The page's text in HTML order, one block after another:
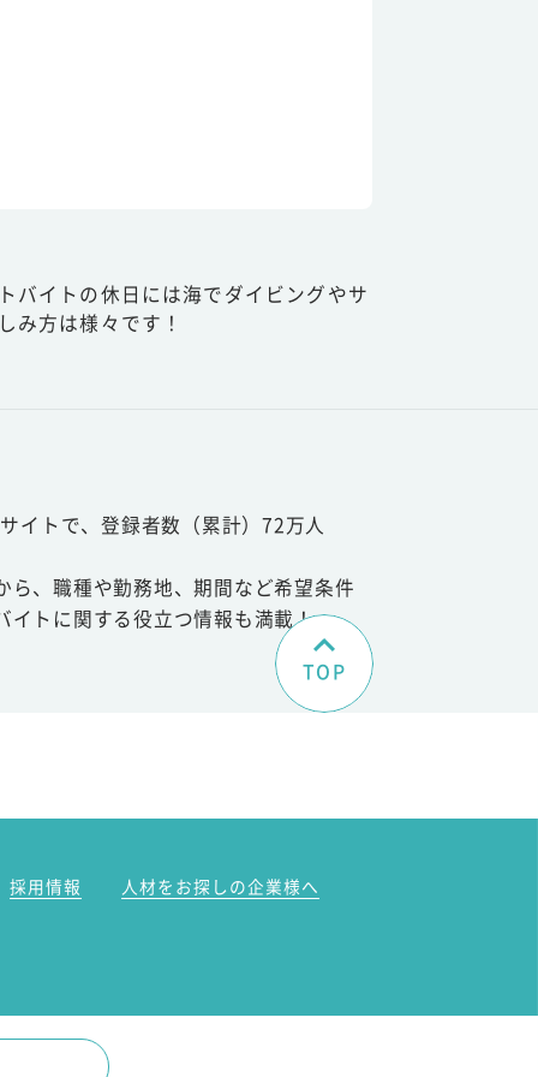
バイトの休日には海でダイビングやサ
み方は様々です！
イトで、登録者数（累計）72万人
、職種や勤務地、期間など希望条件
イトに関する役立つ情報も満載！
TOP
採用情報 人材をお探しの企業様へ